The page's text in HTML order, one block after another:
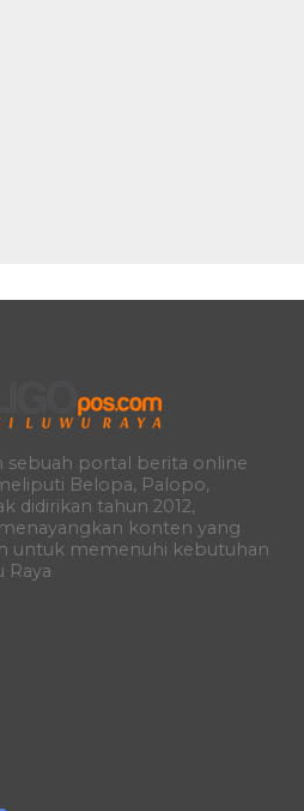
sebuah portal berita online
Belopa, Palopo,
didirikan tahun 2012,
konten yang
untuk memenuhi kebutuhan
Raya